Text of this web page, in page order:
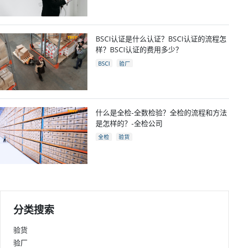
BSCI认证是什么认证？BSCI认证的流程怎
样？BSCI认证的费用多少？
BSCI 验厂
什么是全检-全数检验？全检的流程和方法
是怎样的？-全检公司
全检 验货
分类搜索
验货
验厂